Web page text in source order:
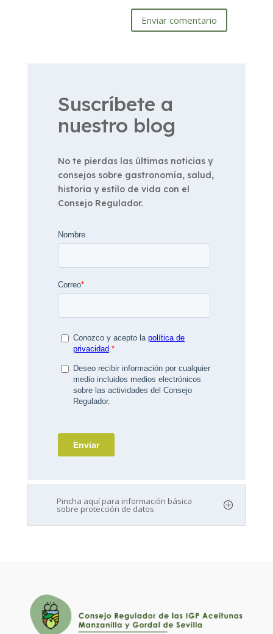
Enviar comentario
Suscríbete a
nuestro blog
No te pierdas las últimas noticias y
consejos sobre gastronomía, salud,
historia y estilo de vida con el
Consejo Regulador.
Pincha aquí para información básica
sobre protección de datos